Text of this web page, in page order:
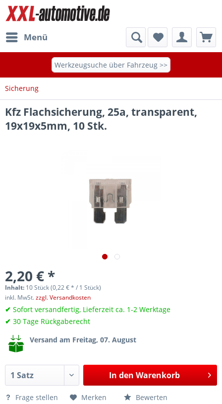
Menü
Werkzeugsuche über Fahrzeug >>
Sicherung
Kfz Flachsicherung, 25a, transparent,
19x19x5mm, 10 Stk.
2,20 € *
Inhalt: 10 Stück (0,22 € * / 1 Stück)
inkl. MwSt.zzgl. Versandkosten
✔ Sofort versandfertig, Lieferzeit ca. 1-2 Werktage
✔ 30 Tage Rückgaberecht
Versand am Freitag, 07. August
In den Warenkorb
Frage stellen Merken Bewerten